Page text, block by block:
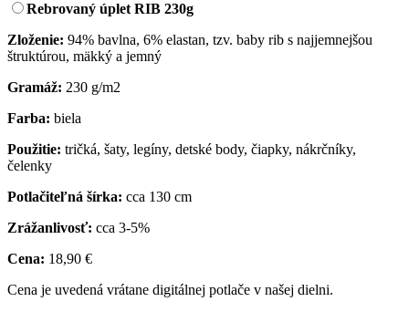
Rebrovaný úplet RIB 230g
Zloženie: 94% bavlna, 6% elastan, tzv. baby rib s najjemnejšou
štruktúrou, mäkký a jemný
Gramáž: 230 g/m2
Farba: biela
Použitie: tričká, šaty, legíny, detské body, čiapky, nákrčníky,
čelenky
Potlačiteľná šírka: cca 130 cm
Zrážanlivosť: cca 3-5%
Cena: 18,90 €
Cena je uvedená vrátane digitálnej potlače v našej dielni.